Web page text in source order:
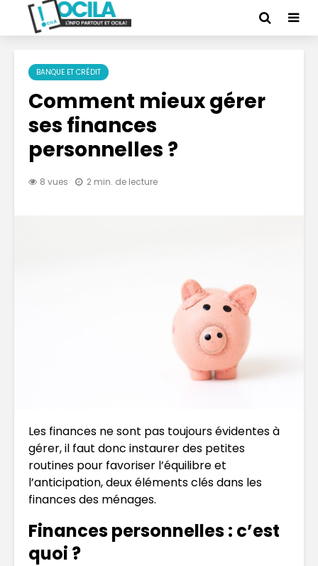
BANQUE ET CRÉDIT
Comment mieux gérer
ses finances
personnelles ?
8 vues 2 min. de lecture
Les finances ne sont pas toujours évidentes à
gérer, il faut donc instaurer des petites
routines pour favoriser l’équilibre et
l’anticipation, deux éléments clés dans les
finances des ménages.
Finances personnelles : c’est
quoi ?